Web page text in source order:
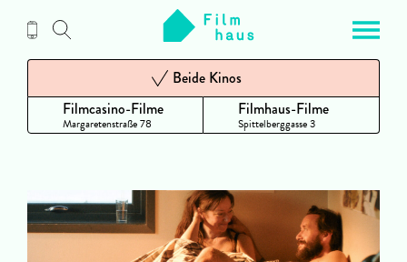
Inhalt
Filmcasino-Filme
Margaretenstraße 78
Beide Kinos
Filmhaus-Filme
Spittelberggasse 3